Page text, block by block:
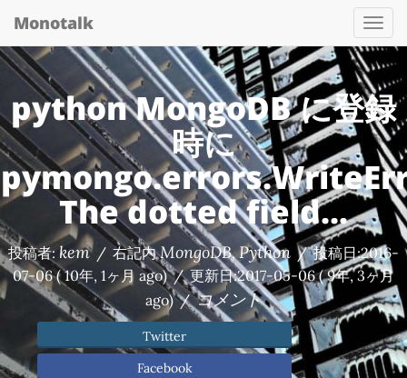
Monotalk
python MongoDB に登録
時に
The dotted field...
投稿者: kem / 右記内MongoDB,Python / 投稿日:2016-
07-06( 10年, 1ヶ月 ago) / 更新日:2017-05-06( 9年, 3ヶ月
ago) / コメント
Twitter
Facebook